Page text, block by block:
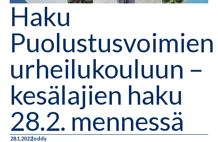
Haku
Puolustusvoimien
urheilukouluun –
kesälajien haku
28.2. mennessä
28.1.2022oddy